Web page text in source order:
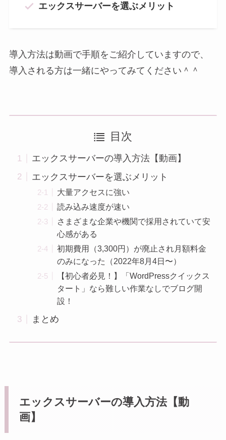
エックスサーバーを選ぶメリット
導入方法は動画で手順をご紹介していますので、
導入される方は一緒にやってみてください＾＾
目次
エックスサーバーの導入方法【動画】
エックスサーバーを選ぶメリット
大量アクセスに強い
読み込み速度が速い
さまざまな企業や機関で採用されていて安
心感がある
初期費用（3,300円）が廃止され月額料金
のみになった（2022年8月4日〜）
【初心者必見！】「WordPressクイックス
タート」なら難しい作業なしでブログ開
設！
まとめ
エックスサーバーの導入方法【動
画】